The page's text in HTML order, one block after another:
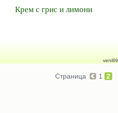
Крем с грис и лимони
veni89
Страница 1 2